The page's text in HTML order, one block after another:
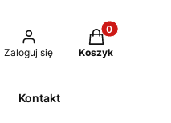
Zaloguj się
Produkty w
Koszyk
Kontakt